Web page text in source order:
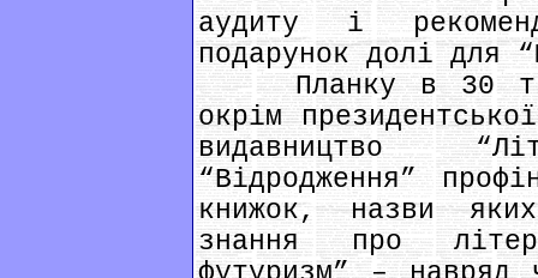
аудиту і
подарунок долі для
Планку в 30 тис.
окрім
видавництво
“Відродження”
книжок, назви
знання про